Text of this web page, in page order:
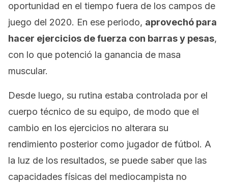
oportunidad en el tiempo fuera de los campos de
juego del 2020. En ese periodo, aprovechó para
hacer ejercicios de fuerza con barras y pesas,
con lo que potenció la ganancia de masa
muscular.
Desde luego, su rutina estaba controlada por el
cuerpo técnico de su equipo, de modo que el
cambio en los ejercicios no alterara su
rendimiento posterior como jugador de fútbol. A
la luz de los resultados, se puede saber que las
capacidades físicas del mediocampista no